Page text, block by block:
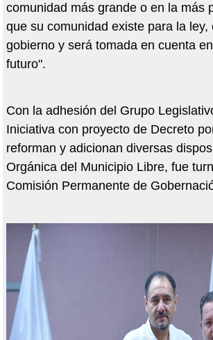
comunidad más grande o en la más
que su comunidad existe para la ley,
gobierno y será tomada en cuenta
futuro".
Con la adhesión del Grupo
Iniciativa con proyecto de Decreto
reforman y adicionan diversas
Orgánica del Municipio Libre, fue
Comisión Permanente de